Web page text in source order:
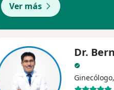
Ver más
Dr.